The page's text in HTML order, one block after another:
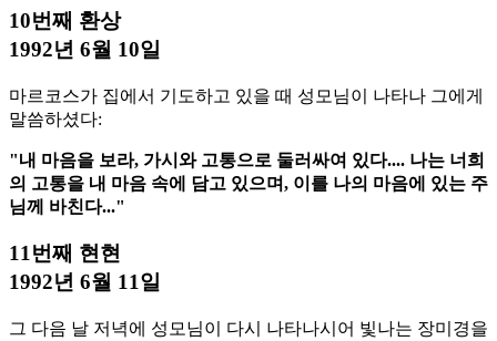
10번째 환상
1992년 6월 10일
마르코스가 집에서 기도하고 있을 때 성모님이 나타나 그에게
말씀하셨다:
"내 마음을 보라, 가시와 고통으로 둘러싸여 있다.... 나는 너희
의 고통을 내 마음 속에 담고 있으며, 이를 나의 마음에 있는 주
님께 바친다..."
11번째 현현
1992년 6월 11일
그 다음 날 저녁에 성모님이 다시 나타나시어 빛나는 장미경을